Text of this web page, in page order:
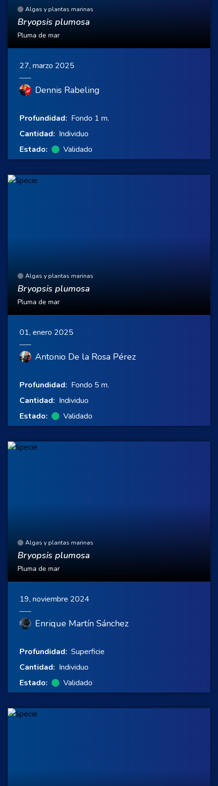
Algas y plantas marinas
Bryopsis plumosa
Pluma de mar
27, marzo 2025
Dennis Rabeling
Profundidad: Fondo 1 m.
Cantidad: Individuo
Estado:
Validado
Algas y plantas marinas
Bryopsis plumosa
Pluma de mar
01, enero 2025
Antonio De la Rosa Pérez
Profundidad: Fondo 5 m.
Cantidad: Individuo
Estado:
Validado
Algas y plantas marinas
Bryopsis plumosa
Pluma de mar
19, noviembre 2024
Enrique Martín Sánchez
Profundidad: Superficie
Cantidad: Individuo
Estado:
Validado